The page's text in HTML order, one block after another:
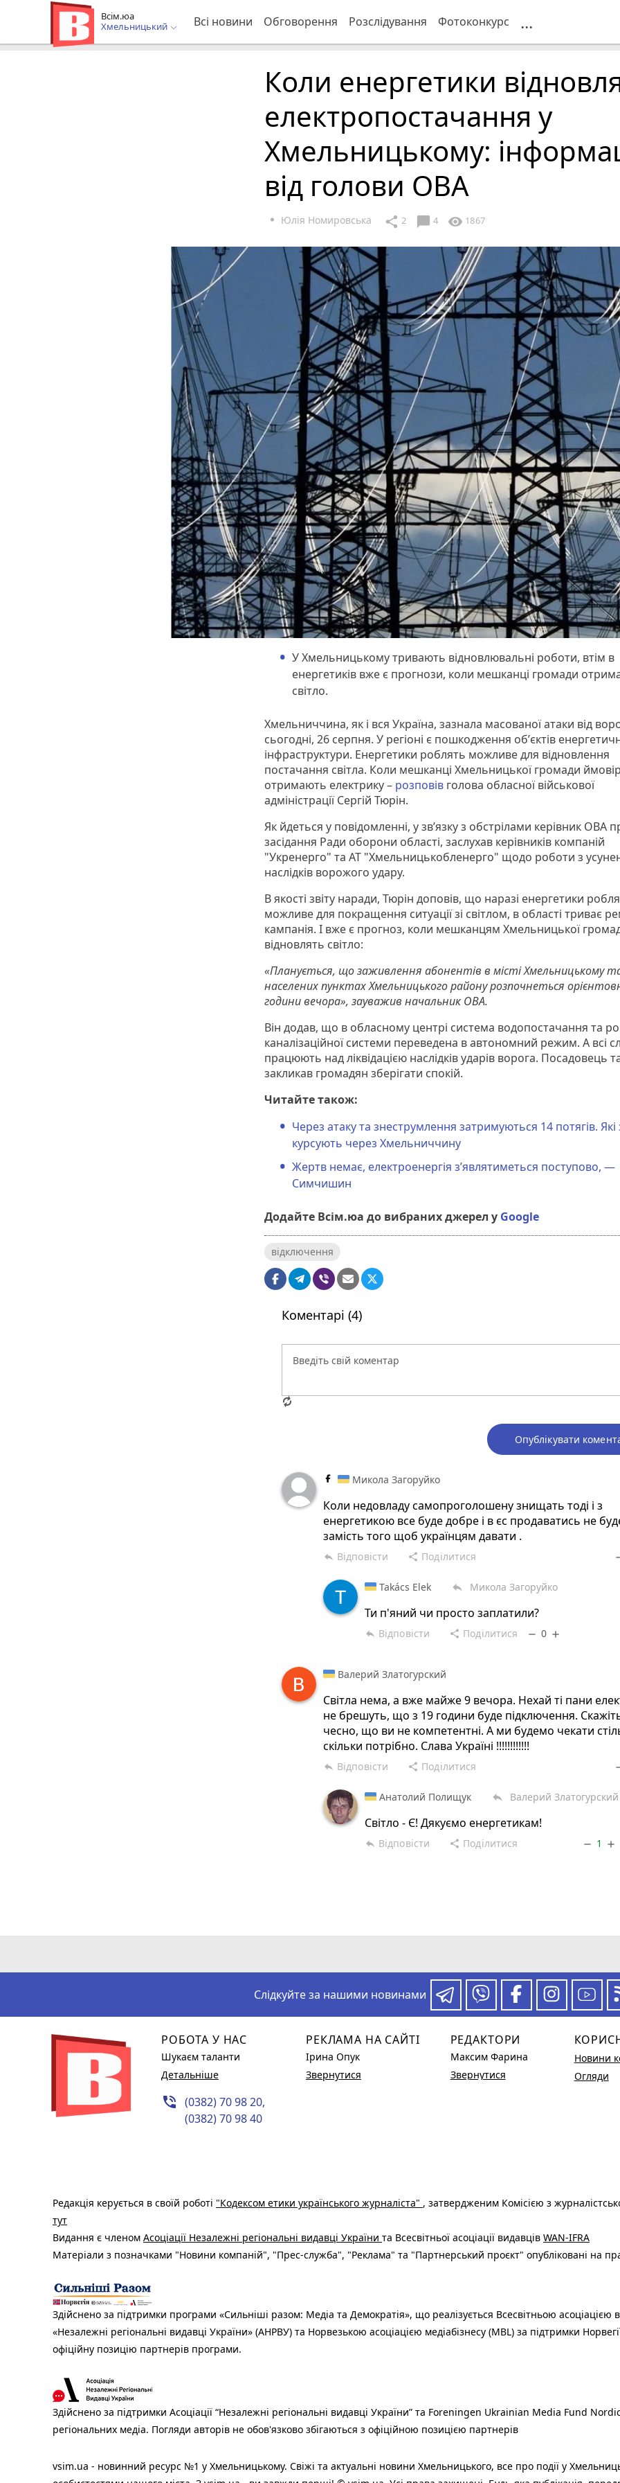
Всім.юа
Хмельницький
Всі новини Обговорення Розслідування Фотоконкурс ...
Коли енергетики
електропостачання у
Хмельницькому:
від голови ОВА
Юлія Номировська share 2 chat_bubble 4 visibility 1867
У Хмельницькому тривають відновлювальні роботи, втім в
енергетиків вже є прогнози, коли мешканці громади
світло.
Хмельниччина, як і вся Україна, зазнала масованої атаки від
сьогодні, 26 серпня. У регіоні є пошкодження обʼєктів
інфраструктури. Енергетики роблять можливе для відновлення
постачання світла. Коли мешканці Хмельницької громади
отримають електрику – розповів голова обласної військової
адміністрації Сергій Тюрін.
Як йдеться у повідомленні, у зв’язку з обстрілами керівник ОВА
засідання Ради оборони області, заслухав керівників компаній
"Укренерго" та АТ "Хмельницькобленерго" щодо роботи з
наслідків ворожого удару.
В якості звіту наради, Тюрін доповів, що наразі енергетики
можливе для покращення ситуації зі світлом, в області триває
кампанія. І вже є прогноз, коли мешканцям Хмельницької
відновлять світло:
«Планується, що заживлення абонентів в місті Хмельницькому
населених пунктах Хмельницького району розпочнеться
години вечора», зауважив начальник ОВА.
Він додав, що в обласному центрі система водопостачання та
каналізаційної системи переведена в автономний режим. А всі
працюють над ліквідацією наслідків ударів ворога. Посадовець
закликав громадян зберігати спокій.
Читайте також:
Через атаку та знеструмлення затримуються 14 потягів. Які
курсують через Хмельниччину
Жертв немає, електроенергія з’являтиметься поступово, —
Симчишин
Додайте Всім.юа до вибраних джерел у Google
відключення
Коментарі (4)
Опублікувати
Микола Загоруйко
Коли недовладу самопроголошену знищать тоді і з
енергетикою все буде добре і в єс продаватись не
замість того щоб українцям давати .
reply Відповісти share Поділитися
Takács Elek reply Микола Загоруйко
Ти п'яний чи просто заплатили?
reply Відповісти share Поділитися remove 0 add
Валерий Златогурский
Світла нема, а вже майже 9 вечора. Нехай ті пани
не брешуть, що з 19 години буде підключення.
чесно, що ви не компетентні. А ми будемо чекати
скільки потрібно. Слава Україні !!!!!!!!!!!!
reply Відповісти share Поділитися
Анатолий Полищук reply Валерий Златогурский
Світло - Є! Дякуємо енергетикам!
reply Відповісти share Поділитися remove 1 add
Слідкуйте за нашими новинами
РОБОТА У НАС
Шукаєм таланти
Детальніше
phone_in_talk (0382) 70 98 20,
(0382) 70 98 40
РЕКЛАМА НА САЙТІ
Ірина Опук
Звернутися
РЕДАКТОРИ
Максим Фарина
Звернутися
Новини
Огляди
Редакція керується в своїй роботі "Кодексом етики українського журналіста" , затвердженим Комісією з
тут
Видання є членом Асоціації Незалежні регіональні видавці України та Всесвітньої асоціації видавців WAN-IFRA
Матеріали з позначками "Новини компаній", "Прес-служба", "Реклама" та "Партнерський проєкт" опубліковані на
Здійснено за підтримки програми «Сильніші разом: Медіа та Демократія», що реалізується Всесвітньою асоціацією
«Незалежні регіональні видавці України» (АНРВУ) та Норвезькою асоціацією медіабізнесу (MBL) за підтримки
офіційну позицію партнерів програми.
Здійснено за підтримки Асоціації “Незалежні регіональні видавці України” та Foreningen Ukrainian Media Fund
регіональних медіа. Погляди авторів не обов'язково збігаються з офіційною позицією партнерів
vsim.ua - новинний ресурс №1 у Хмельницькому. Свіжі та актуальні новини Хмельницького, все про події у